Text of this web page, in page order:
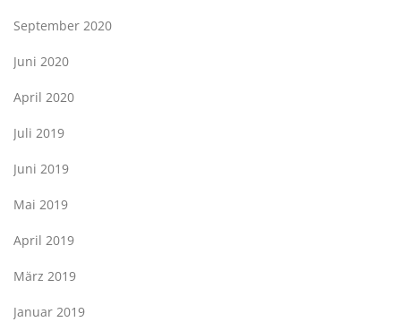
September 2020
Juni 2020
April 2020
Juli 2019
Juni 2019
Mai 2019
April 2019
März 2019
Januar 2019